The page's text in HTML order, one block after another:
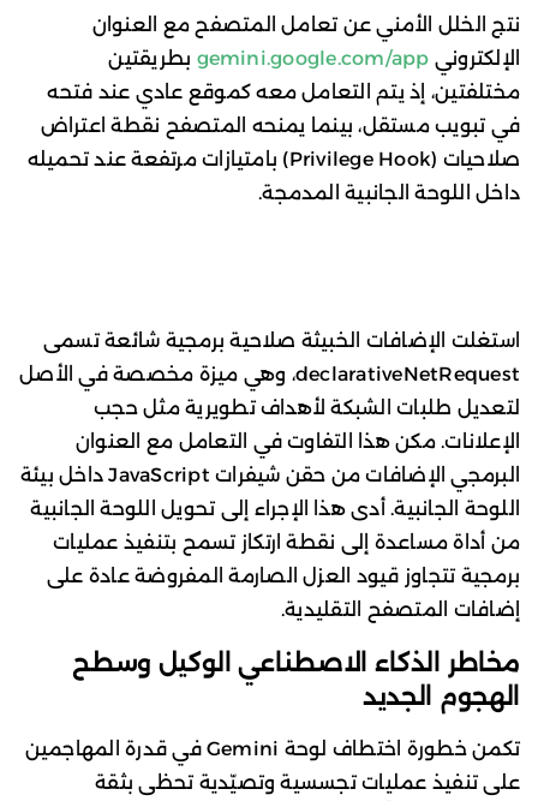
نتج الخلل الأمني عن تعامل المتصفح مع العنوان
الإلكتروني
بطريقتين
مختلفتين، إذ يتم التعامل معه كموقع عادي عند فتحه
في تبويب مستقل، بينما يمنحه المتصفح نقطة اعتراض
صلاحيات (Privilege Hook) بامتيازات مرتفعة عند تحميله
داخل اللوحة الجانبية المدمجة.
استغلت الإضافات الخبيثة صلاحية برمجية شائعة تسمى
declarativeNetRequest، وهي ميزة مخصصة في الأصل
لتعديل طلبات الشبكة لأهداف تطويرية مثل حجب
الإعلانات. مكن هذا التفاوت في التعامل مع العنوان
البرمجي الإضافات من حقن شيفرات JavaScript داخل بيئة
اللوحة الجانبية. أدى هذا الإجراء إلى تحويل اللوحة الجانبية
من أداة مساعدة إلى نقطة ارتكاز تسمح بتنفيذ عمليات
برمجية تتجاوز قيود العزل الصارمة المفروضة عادة على
إضافات المتصفح التقليدية.
مخاطر الذكاء الاصطناعي الوكيل وسطح
الهجوم الجديد
تكمن خطورة اختطاف لوحة Gemini في قدرة المهاجمين
على تنفيذ عمليات تجسسية وتصيّدية تحظى بثقة